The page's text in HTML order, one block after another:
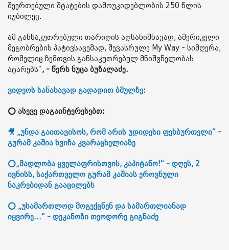
შეერთებული შტატების დამოუკიდებლობის 250 წლის
იუბილეც.
ამ განსაკუთრებული თარიღის აღსანიშნავად, ამერიკელი
მეგობრების პატივსაცემად, შევასრულე My Way - სიმღერა,
რომელიც ჩემთვის განსაკუთრებულ მნიშვნელობას
ატარებს“, - წერს ნუცა ბუზალაძე.
ვიდეოს სანახავად გადადით ბმულზე:
⭕ ასევე დაგაინტერესებთ:
🎥 „უნდა გაითავისოს, რომ არის უდიდესი ფეხბურთელი“ -
გურამ კაშია ხვიჩა კვარაცხელიაზე
⭕„მადლობა ყველაფრისთვის, კაპიტანო!“ - დღეს, 2
ივნისს, საქართველო გურამ კაშიას ეროვნული
ნაკრებიდან გააცილებს
⭕ „უსამართლოდ მოგექცნენ და სამართლიანად
იყვირე...“ - დეკანოზი თეოდორე გიგნაძე